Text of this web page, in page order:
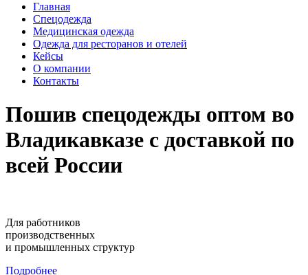
Главная
Спецодежда
Медицинская одежда
Одежда для ресторанов и отелей
Кейсы
О компании
Контакты
Пошив спецодежды оптом во
Владикавказе с доставкой по
всей России
Для работников
производственных
и промышленных структур
Подробнее